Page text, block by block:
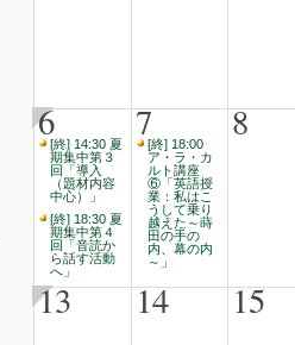
6[終] 14:30 夏
期集中第３
回「導入
（題材内容
中心）」
[終] 18:30 夏
期集中第４
回「音読か
ら話す活動
へ」
7[終] 18:00
ア・ラ・カ
ルト講座
⑥「英語授
業：私はこ
うして乗り
越えた～蒔
田の手の
内、幕の内
～」
8
13 14 15